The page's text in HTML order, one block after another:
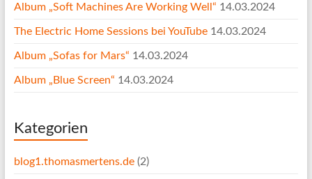
Album „Soft Machines Are Working Well“ 14.03.2024
The Electric Home Sessions bei YouTube 14.03.2024
Album „Sofas for Mars“ 14.03.2024
Album „Blue Screen“ 14.03.2024
Kategorien
blog1.thomasmertens.de(2)